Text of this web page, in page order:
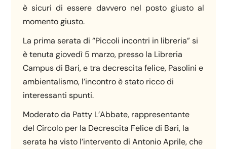
è sicuri di essere davvero nel posto giusto al
momento giusto.
La prima serata di “Piccoli incontri in libreria” si
è tenuta giovedì 5 marzo, presso la Libreria
Campus di Bari, e tra decrescita felice, Pasolini e
ambientalismo, l’incontro è stato ricco di
interessanti spunti.
Moderato da Patty L’Abbate, rappresentante
del Circolo per la Decrescita Felice di Bari, la
serata ha visto l’intervento di Antonio Aprile, che